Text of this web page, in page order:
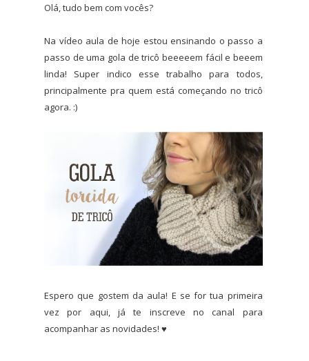
Olá, tudo bem com vocês?
Na vídeo aula de hoje estou ensinando o passo a
passo de uma gola de tricô beeeeem fácil e beeem
linda! Super indico esse trabalho para todos,
principalmente pra quem está começando no tricô
agora. :)
Espero que gostem da aula! E se for tua primeira
vez por aqui, já te inscreve no canal para
acompanhar as novidades! ♥